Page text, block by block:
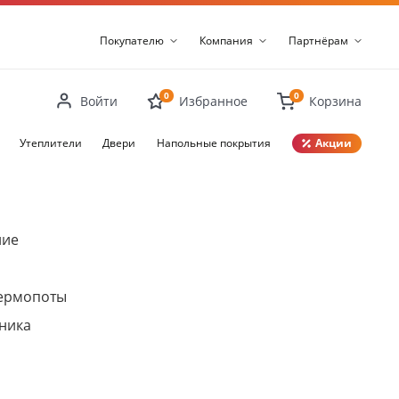
Покупателю Компания Партнёрам
Войти 0 Избранное 0 Корзина
Утеплители Двери Напольные покрытия Акции